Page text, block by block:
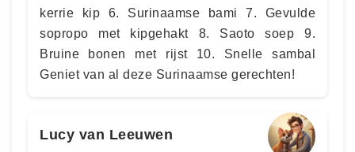
kerrie kip 6. Surinaamse bami 7. Gevulde
sopropo met kipgehakt 8. Saoto soep 9.
Bruine bonen met rijst 10. Snelle sambal
Geniet van al deze Surinaamse gerechten!
Lucy van Leeuwen